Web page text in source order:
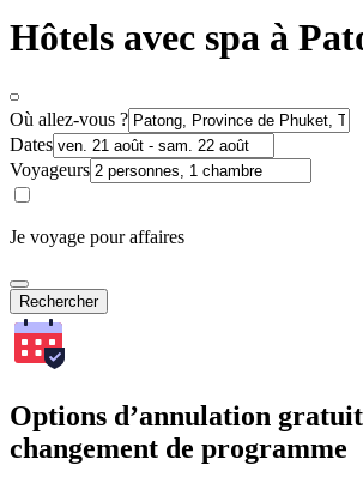
Hôtels avec spa à
Où allez-vous ?
Dates
Voyageurs
Je voyage pour affaires
Rechercher
Options d’annulation
changement de programme